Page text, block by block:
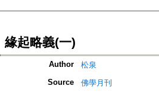
緣起略義(一)
Author
松泉
Source
佛學月刊